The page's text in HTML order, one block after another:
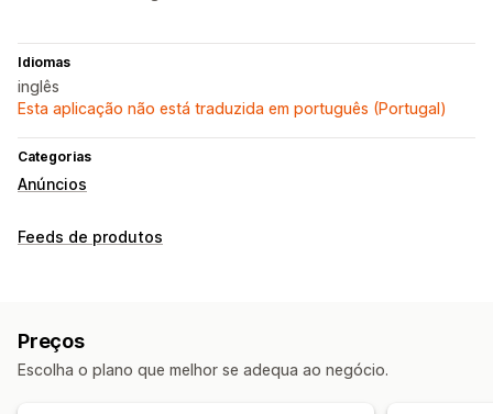
Idiomas
inglês
Esta aplicação não está traduzida em português (Portugal)
Categorias
Anúncios
Feeds de produtos
Preços
Escolha o plano que melhor se adequa ao negócio.